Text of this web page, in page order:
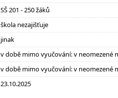
SŠ 201 - 250 žáků
škola nezajišťuje
jinak
v době mimo vyučování: v neomezené
v době mimo vyučování: v neomezené
23.10.2025